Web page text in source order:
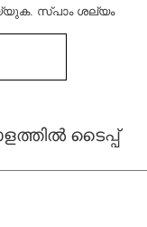
സ്പാം ശല്യം
ടൈപ്പ്